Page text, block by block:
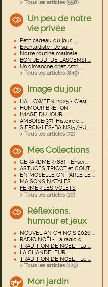
> Tous les articles (556)
Un peu de notre
vie privée
Petit cadeau du jour.. ...
Éventailliste ! Je sui ...
Notre routine matinale
BON JEUDI DE L'ASCENSI ...
Un dimanche chez Astri ...
> Tous les articles (849)
Image du jour
HALLOWEEN 2025 - C'est ...
HUMOUR BRETON
IMAGE DU JOUR
AMBOISE(37)-Histoire d ...
SIERCK-LES-BAINS(57)-U ...
> Tous les articles (72)
Mes Collections
GERARDMER (88) - Ensei ...
ASTUCES TRICOT et COUT ...
EN MOSELLE ON PARLE LE ...
MAISONS NATALES
FERMER LES VOLETS
> Tous les articles (16)
Réflexions,
humour et jeux
NOUVEL AN CHINOIS 2026 ...
RADIO NOËL- La radio d ...
TRADITION DE NOËL - La ...
LA CHANDELEUR
TRADITION DE NOËL - Le ...
> Tous les articles (129)
Mon jardin